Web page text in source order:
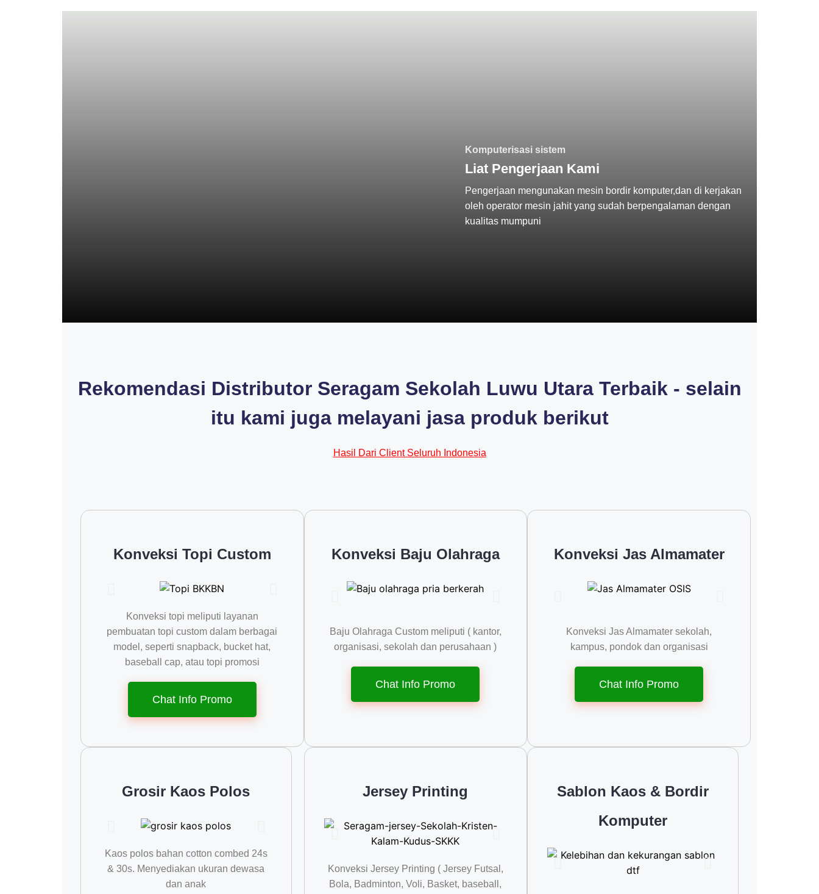
Komputerisasi sistem
Liat Pengerjaan Kami
Pengerjaan mengunakan mesin bordir komputer,dan di kerjakan
oleh operator mesin jahit yang sudah berpengalaman dengan
kualitas mumpuni
Rekomendasi Distributor Seragam Sekolah Luwu Utara Terbaik - selain
itu kami juga melayani jasa produk berikut
Hasil Dari Client Seluruh Indonesia
Konveksi Topi Custom
Konveksi topi meliputi layanan
pembuatan topi custom dalam berbagai
model, seperti snapback, bucket hat,
baseball cap, atau topi promosi
Chat Info Promo
Konveksi Baju Olahraga
Baju Olahraga Custom meliputi ( kantor,
organisasi, sekolah dan perusahaan )
Chat Info Promo
Konveksi Jas Almamater
Konveksi Jas Almamater sekolah,
kampus, pondok dan organisasi
Chat Info Promo
Grosir Kaos Polos
Kaos polos bahan cotton combed 24s
& 30s. Menyediakan ukuran dewasa
dan anak
Jersey Printing
Konveksi Jersey Printing ( Jersey Futsal,
Bola, Badminton, Voli, Basket, baseball,
Sablon Kaos & Bordir
Komputer